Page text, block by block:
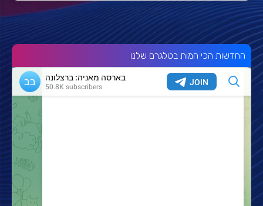
החדשות הכי חמות בטלגרם שלנו